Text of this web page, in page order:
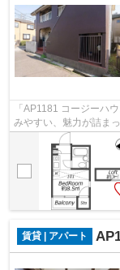
「AP1181 コージーハ
みやすい、魅力が詰ま
ユニホー大泉学園店に
賃貸 | アパート